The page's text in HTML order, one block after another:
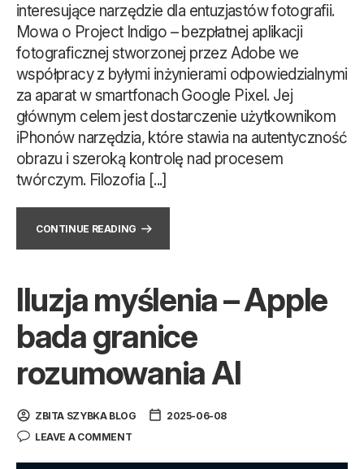
interesujące narzędzie dla entuzjastów fotografii.
Mowa o Project Indigo – bezpłatnej aplikacji
fotograficznej stworzonej przez Adobe we
współpracy z byłymi inżynierami odpowiedzialnymi
za aparat w smartfonach Google Pixel. Jej
głównym celem jest dostarczenie użytkownikom
iPhonów narzędzia, które stawia na autentyczność
obrazu i szeroką kontrolę nad procesem
twórczym. Filozofia [...]
CONTINUE READING
Iluzja myślenia – Apple
bada granice
rozumowania AI
ZBITA SZYBKA BLOG
2025-06-08
LEAVE A COMMENT